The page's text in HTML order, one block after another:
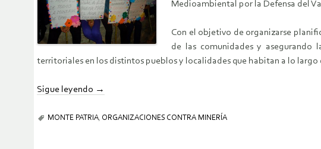
Medioambiental por la Defensa del
Con el objetivo de organizarse
de las comunidades y asegurando
territoriales en los distintos pueblos y localidades que habitan a lo largo
Sigue leyendo →
MONTE PATRIA, ORGANIZACIONES CONTRA MINERÍA